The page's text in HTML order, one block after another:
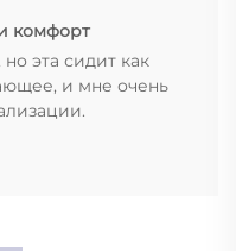
комфорт
эта сидит как
и мне очень